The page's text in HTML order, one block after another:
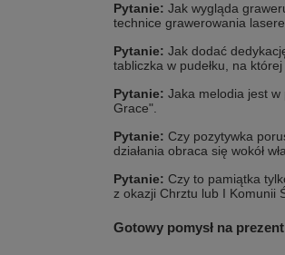
Pytanie: Jak wygląda
technice grawerowania
Pytanie: Jak dodać
tabliczka w pudełku, na
Pytanie: Jaka melodia jest w
Grace".
Pytanie: Czy pozytywka
działania obraca się wokół
Pytanie: Czy to pamiątka
z okazji Chrztu lub I Komunii
Gotowy pomysł na prezent